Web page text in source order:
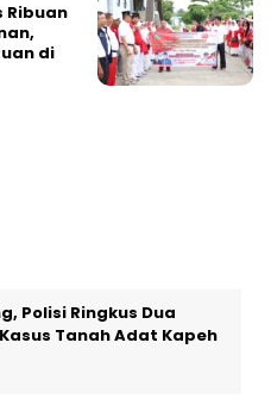
Ribuan
di
Polisi Ringkus Dua
Tanah Adat Kapeh